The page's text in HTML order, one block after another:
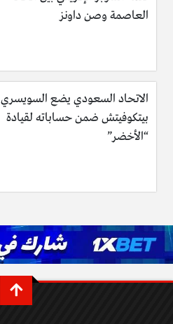
العاصمة وصن داونز
الاتحاد السعودي يضع السويسري
بيتكوفيتش ضمن حساباته لقيادة
“الأخضر”